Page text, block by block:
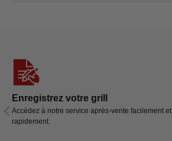
Précédent
Enregistrez votre grill
Accédez à notre service après-vente facilement et
rapidement.